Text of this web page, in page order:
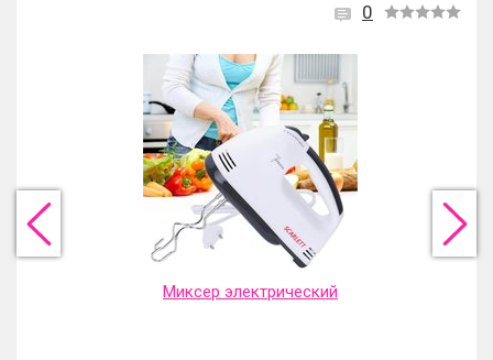
0
Миксер электрический